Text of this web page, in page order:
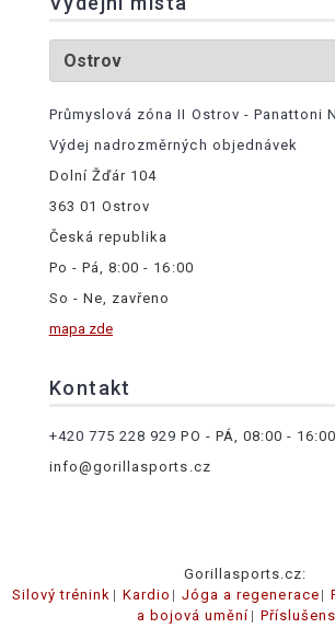
Průmyslová zóna II Ostrov - Panattoni
Výdej nadrozměrných objednávek
Dolní Žďár 104
363 01 Ostrov
Česká republika
Po - Pá, 8:00 - 16:00
So - Ne, zavřeno
mapa zde
Kontakt
+420 775 228 929 PO - PÁ, 08:00 - 16:00
info@gorillasports.cz
Gorillasports.cz:
Silový trénink
Kardio Jóga a regenerace
a bojová umění